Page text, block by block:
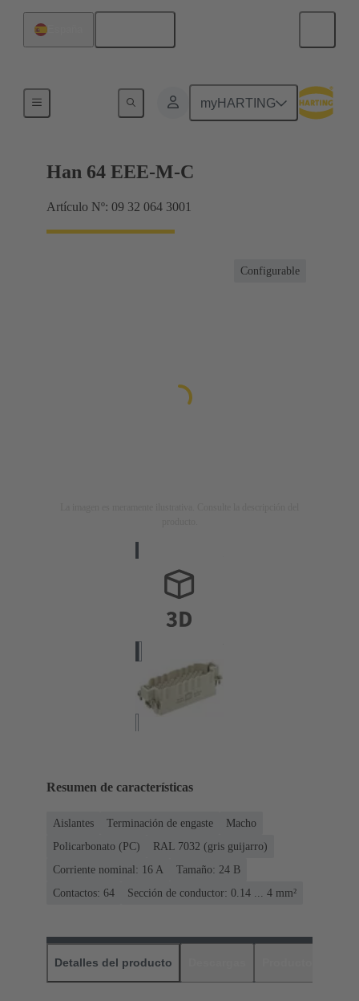
myHARTING
Corrientes hasta 16 A
Han 64 EEE-M-C
Artículo Nº: 09 32 064 3001
Configurable
Resumen de características
Aislantes Terminación de engaste
Macho
Policarbonato (PC)
RAL 7032 (gris guijarro)
Corriente nominal: ‌16 A
Tamaño: 24 B
Contactos: 64
Sección de conductor: 0.14 ... 4 mm²
Detalles del producto